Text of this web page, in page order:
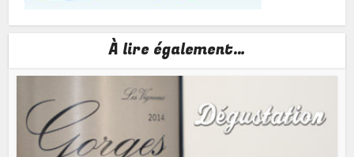
À lire également…